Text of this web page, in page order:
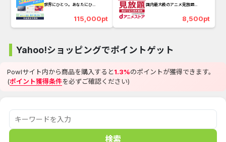
世界にひとつ。あなたにひ...
115,000pt
国内最大級のアニメ見放題...
8,500pt
Yahoo!ショッピングでポイントゲット
Powlサイト内から商品を購入すると1.3%のポイントが獲得できます。
(ポイント獲得条件を必ずご確認ください)
検索